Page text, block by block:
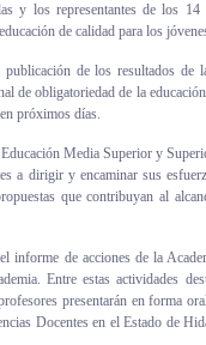
y los representantes de los 14
de calidad para los
de los resultados de
de obligatoriedad de la
próximos días.
Media Superior y
a dirigir y encaminar sus
que contribuyan al
informe de acciones de la
Entre estas actividades
presentarán en forma
Docentes en el Estado de